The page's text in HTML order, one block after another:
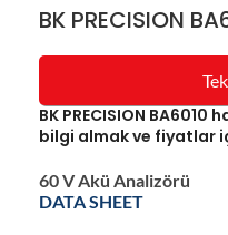
BK PRECISION
BK PRECISION
bilgi almak ve fiyatlar
60 V Akü Analizörü
DATA SHEET